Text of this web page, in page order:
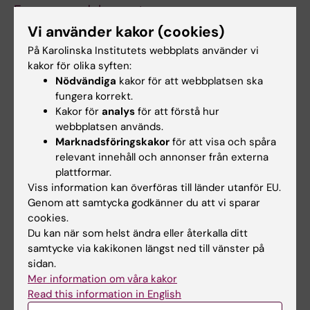
European adolescents
Kersting M; Sichert-Hellert W; Vereecken CA;
Diehl J; Beghin L; De Henauw S; Grammatikaki
E; Manios Y; Mesana MI; Papadaki A; Phillipp K;
Plada M; Poortvliet E; Sette S
Alla författare
ARTICLE:EUROPEAN JOURNAL OF PUBLIC
HEALTH.2008;18(2):126-130
Differences in prevalence of overweight and
stunting in 11-year olds across Europe: The
Pro Children Study
Yngve A; De Bourdeaudhuij I; Wolf A;
Grjibovski A; Brug J; Due P; Ehrenblad B;
Elmadfa I; Franchini B; Klepp K-I; Poortvliet E;
Rasmussen M; Thorsdottir I; Perez Rodrigo C
ARTICLE:PUBLIC HEALTH NUTRITION.
2007;10(3):311-322
Dietary intake among under-, normal- and
overweight 9- and 15-year-old Estonian and
Swedish schoolchildren
Villa I; Yngve A; Poortvliet E; Grjibovski A; Liiv K;
Vi använder kakor (cookies)
På Karolinska Institutets webbplats använder vi
kakor för olika syften:
Nödvändiga kakor för att webbplatsen ska
fungera korrekt.
Kakor för analys för att förstå hur
webbplatsen används.
Marknadsföringskakor för att visa och spåra
relevant innehåll och annonser från externa
plattformar.
Viss information kan överföras till länder utanför EU.
Genom att samtycka godkänner du att vi sparar
cookies.
Du kan när som helst ändra eller återkalla ditt
samtycke via kakikonen längst ned till vänster på
sidan.
Mer information om våra kakor
Read this information in English